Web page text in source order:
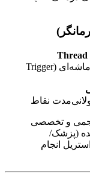
و نقاط ماشه‌ای (Trigger
نقاط
و تخصصی
(پزشک/
انجام